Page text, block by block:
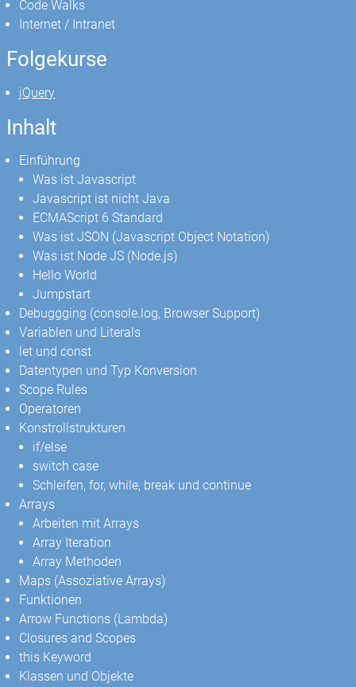
Code Walks
Internet / Intranet
Folgekurse
jQuery
Inhalt
Einführung
Was ist Javascript
Javascript ist nicht Java
ECMAScript 6 Standard
Was ist JSON (Javascript Object Notation)
Was ist Node JS (Node.js)
Hello World
Jumpstart
Debuggging (console.log, Browser Support)
Variablen und Literals
let und const
Datentypen und Typ Konversion
Scope Rules
Operatoren
Konstrollstrukturen
if/else
switch case
Schleifen, for, while, break und continue
Arrays
Arbeiten mit Arrays
Array Iteration
Array Methoden
Maps (Assoziative Arrays)
Funktionen
Arrow Functions (Lambda)
Closures and Scopes
this Keyword
Klassen und Objekte